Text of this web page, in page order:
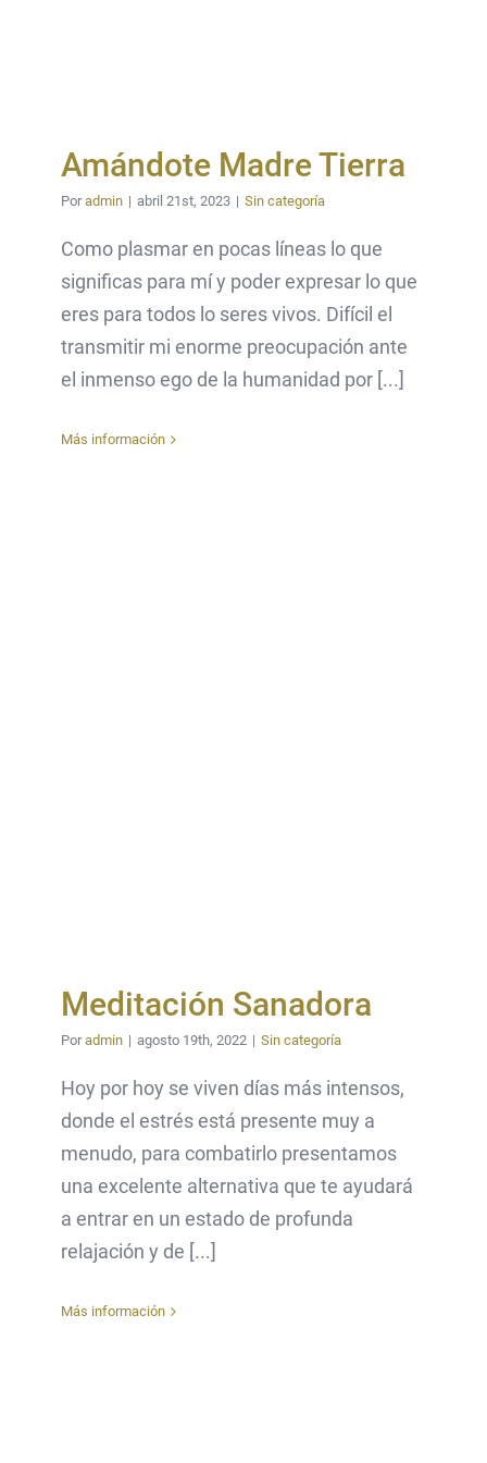
Amándote Madre Tierra
Poradmin | abril 21st, 2023 | Sin categoría
Como plasmar en pocas líneas lo que
significas para mí y poder expresar lo que
eres para todos lo seres vivos. Difícil el
transmitir mi enorme preocupación ante
el inmenso ego de la humanidad por [...]
Más información
Meditación Sanadora
Poradmin | agosto 19th, 2022 | Sin categoría
Hoy por hoy se viven días más intensos,
donde el estrés está presente muy a
menudo, para combatirlo presentamos
una excelente alternativa que te ayudará
a entrar en un estado de profunda
relajación y de [...]
Más información